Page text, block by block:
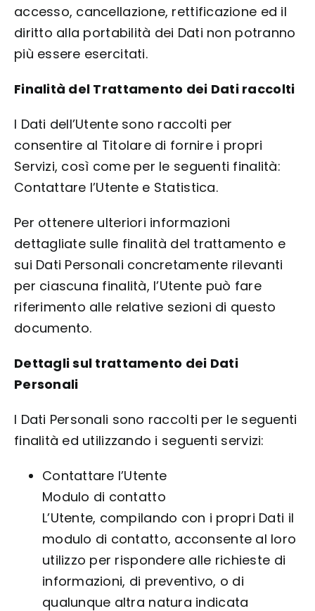
accesso, cancellazione, rettificazione ed il
diritto alla portabilità dei Dati non potranno
più essere esercitati.
Finalità del Trattamento dei Dati raccolti
I Dati dell’Utente sono raccolti per
consentire al Titolare di fornire i propri
Servizi, così come per le seguenti finalità:
Contattare l’Utente e Statistica.
Per ottenere ulteriori informazioni
dettagliate sulle finalità del trattamento e
sui Dati Personali concretamente rilevanti
per ciascuna finalità, l’Utente può fare
riferimento alle relative sezioni di questo
documento.
Dettagli sul trattamento dei Dati
Personali
I Dati Personali sono raccolti per le seguenti
finalità ed utilizzando i seguenti servizi:
Contattare l’Utente
Modulo di contatto
L’Utente, compilando con i propri Dati il
modulo di contatto, acconsente al loro
utilizzo per rispondere alle richieste di
informazioni, di preventivo, o di
qualunque altra natura indicata